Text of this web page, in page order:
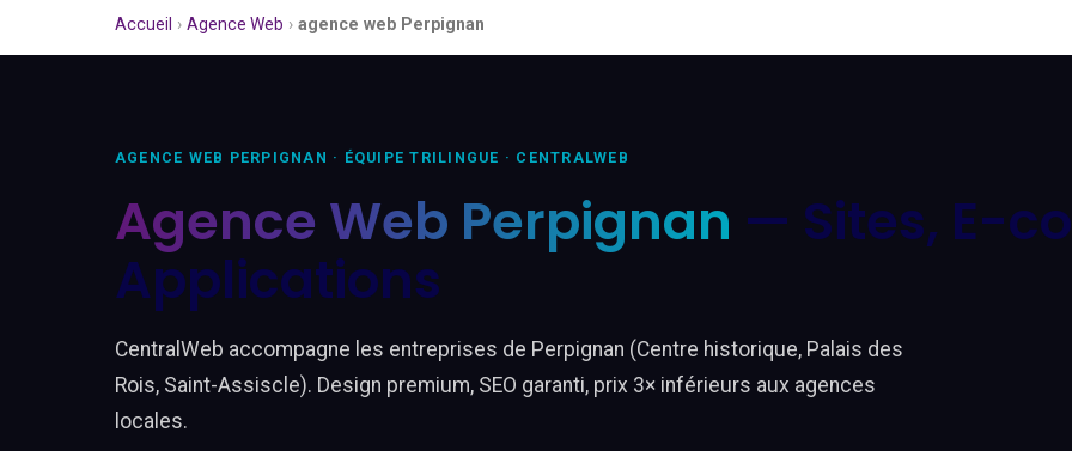
Accueil › Agence Web › agence web Perpignan
AGENCE WEB PERPIGNAN · ÉQUIPE TRILINGUE · CENTRALWEB
Agence Web Perpignan — Sites, E-
Applications
CentralWeb accompagne les entreprises de Perpignan (Centre historique, Palais des
Rois, Saint-Assiscle). Design premium, SEO garanti, prix 3× inférieurs aux agences
locales.